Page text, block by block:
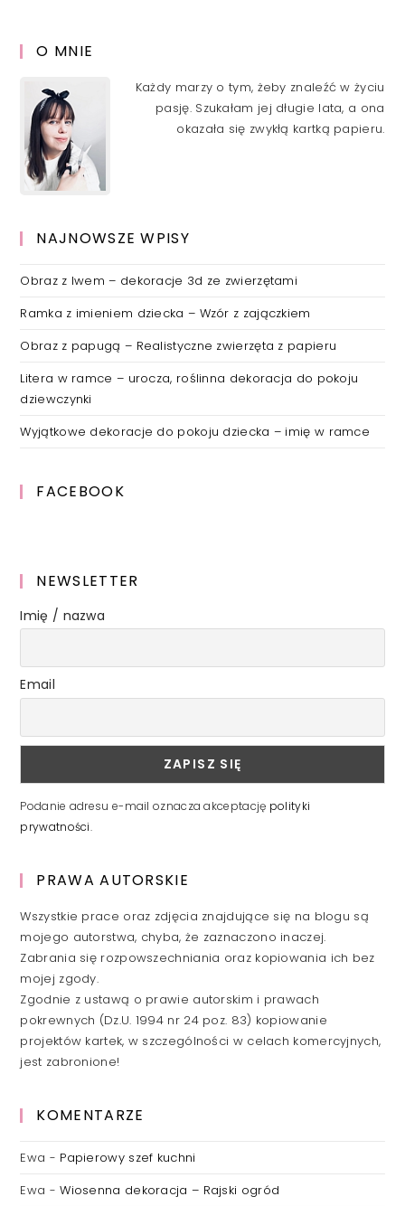
O MNIE
Każdy marzy o tym, żeby znaleźć w życiu
pasję. Szukałam jej długie lata, a ona
okazała się zwykłą kartką papieru.
NAJNOWSZE WPISY
Obraz z lwem – dekoracje 3d ze zwierzętami
Ramka z imieniem dziecka – Wzór z zajączkiem
Obraz z papugą – Realistyczne zwierzęta z papieru
Litera w ramce – urocza, roślinna dekoracja do pokoju
dziewczynki
Wyjątkowe dekoracje do pokoju dziecka – imię w ramce
FACEBOOK
NEWSLETTER
Imię / nazwa
Email
Podanie adresu e-mail oznacza akceptację polityki
prywatności.
PRAWA AUTORSKIE
Wszystkie prace oraz zdjęcia znajdujące się na blogu są
mojego autorstwa, chyba, że zaznaczono inaczej.
Zabrania się rozpowszechniania oraz kopiowania ich bez
mojej zgody.
Zgodnie z ustawą o prawie autorskim i prawach
pokrewnych (Dz.U. 1994 nr 24 poz. 83) kopiowanie
projektów kartek, w szczególności w celach komercyjnych,
jest zabronione!
KOMENTARZE
Ewa - Papierowy szef kuchni
Ewa -Wiosenna dekoracja – Rajski ogród